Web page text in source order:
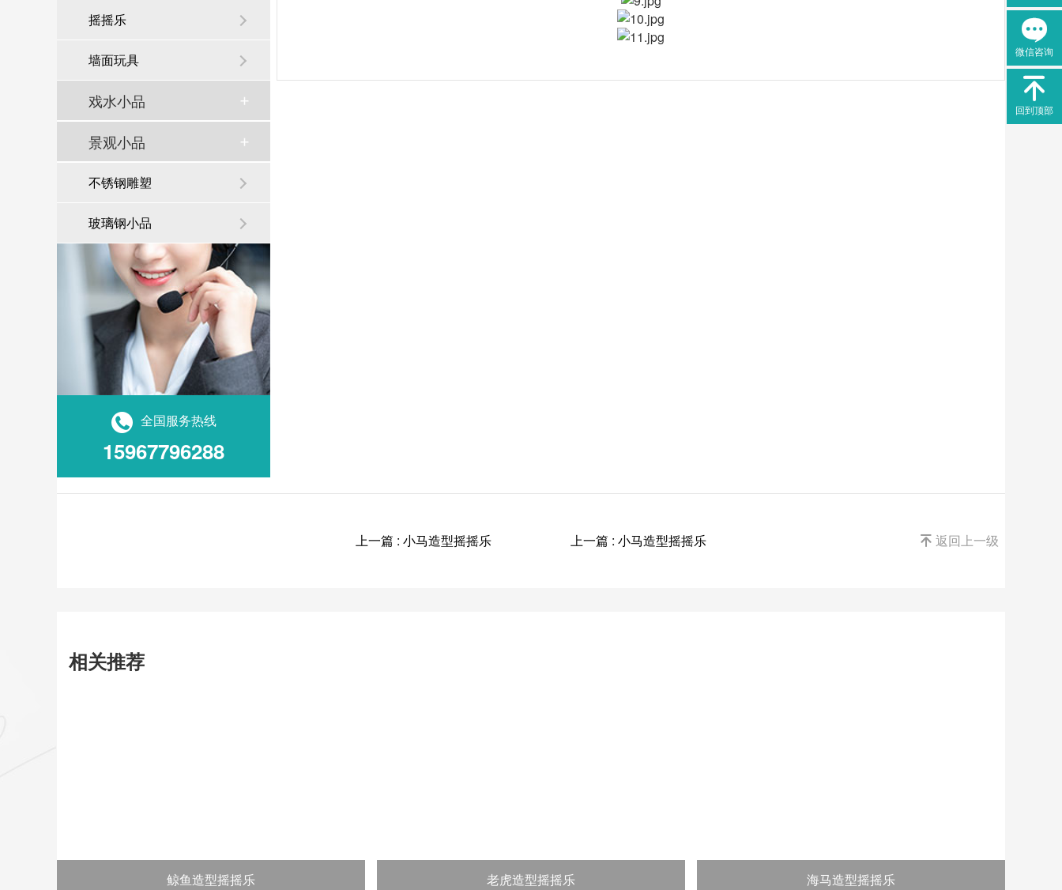

微信咨询

回到顶部
摇摇乐
墙面玩具
戏水小品
景观小品
不锈钢雕塑
玻璃钢小品
全国服务热线
15967796288
上一篇 : 小马造型摇摇乐 上一篇 : 小马造型摇摇乐  返回上一级
相关推荐
鲸鱼造型摇摇乐 老虎造型摇摇乐 海马造型摇摇乐